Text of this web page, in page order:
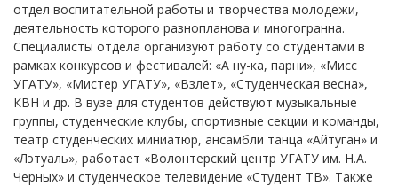
отдел воспитательной работы и творчества молодежи,
деятельность которого разнопланова и многогранна.
Специалисты отдела организуют работу со студентами в
рамках конкурсов и фестивалей: «А ну-ка, парни», «Мисс
УГАТУ», «Мистер УГАТУ», «Взлет», «Студенческая весна»,
КВН и др. В вузе для студентов действуют музыкальные
группы, студенческие клубы, спортивные секции и команды,
театр студенческих миниатюр, ансамбли танца «Айтуган» и
«Лэтуаль», работает «Волонтерский центр УГАТУ им. Н.А.
Черных» и студенческое телевидение «Студент ТВ». Также